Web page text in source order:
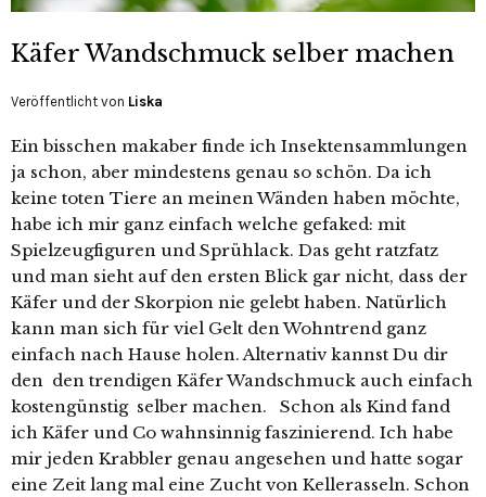
Käfer Wandschmuck selber machen
Veröffentlicht von Liska
Ein bisschen makaber finde ich Insektensammlungen
ja schon, aber mindestens genau so schön. Da ich
keine toten Tiere an meinen Wänden haben möchte,
habe ich mir ganz einfach welche gefaked: mit
Spielzeugfiguren und Sprühlack. Das geht ratzfatz
und man sieht auf den ersten Blick gar nicht, dass der
Käfer und der Skorpion nie gelebt haben. Natürlich
kann man sich für viel Gelt den Wohntrend ganz
einfach nach Hause holen. Alternativ kannst Du dir
den den trendigen Käfer Wandschmuck auch einfach
kostengünstig selber machen. Schon als Kind fand
ich Käfer und Co wahnsinnig faszinierend. Ich habe
mir jeden Krabbler genau angesehen und hatte sogar
eine Zeit lang mal eine Zucht von Kellerasseln. Schon